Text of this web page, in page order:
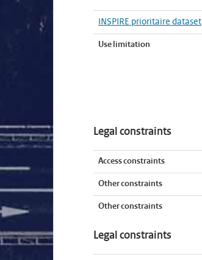
INSPIRE prioritaire dataset
Use limitation
Legal constraints
Access constraints
Other constraints
Other constraints
Legal constraints